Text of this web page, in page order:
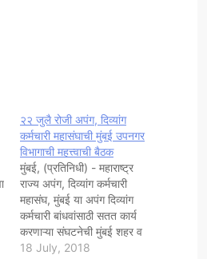
२२ जुलै रोजी अपंग, दिव्यांग
कर्मचारी महासंघाची मुंबई उपनगर
विभागाची महत्त्वाची बैठक
मुंबई, (प्रतिनिधी) - महाराष्ट्र
राज्य अपंग, दिव्यांग कर्मचारी
महासंघ, मुंबई या अपंग दिव्यांग
कर्मचारी बांधवांसाठी सतत कार्य
करणाऱ्या संघटनेची मुंबई शहर व
उपनगर विभागाची महत्त्वाची बैठक
18 July, 2018